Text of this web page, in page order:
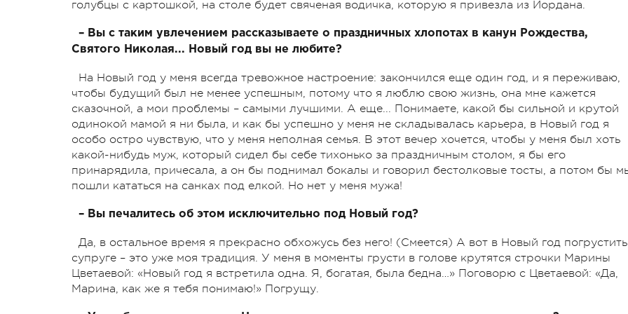
голубцы с картошкой, на столе будет свяченая водичка, которую я привезла из Иордана.
– Вы с таким увлечением рассказываете о праздничных хлопотах в канун Рождества,
Святого Николая... Новый год вы не любите?
На Новый год у меня всегда тревожное настроение: закончился еще один год, и я переживаю,
чтобы будущий был не менее успешным, потому что я люблю свою жизнь, она мне кажется
сказочной, а мои проблемы – самыми лучшими. А еще... Понимаете, какой бы сильной и крутой
одинокой мамой я ни была, и как бы успешно у меня не складывалась карьера, в Новый год я
особо остро чувствую, что у меня неполная семья. В этот вечер хочется, чтобы у меня был хоть
какой-нибудь муж, который сидел бы себе тихонько за праздничным столом, я бы его
принарядила, причесала, а он бы поднимал бокалы и говорил бестолковые тосты, а потом бы
пошли кататься на санках под елкой. Но нет у меня мужа!
– Вы печалитесь об этом исключительно под Новый год?
Да, в остальное время я прекрасно обхожусь без него! (Смеется) А вот в Новый год
супруге – это уже моя традиция. У меня в моменты грусти в голове крутятся строчки Марины
Цветаевой: «Новый год я встретила одна. Я, богатая, была бедна…» Поговорю с Цветаевой: «Да,
Марина, как же я тебя понимаю!» Погрущу.